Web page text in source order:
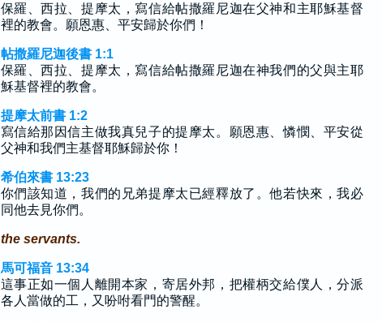
保羅、西拉、提摩太，寫信給帖撒羅尼迦在父神和主耶穌基督
裡的教會。願恩惠、平安歸於你們！
帖撒羅尼迦後書 1:1
保羅、西拉、提摩太，寫信給帖撒羅尼迦在神我們的父與主耶
穌基督裡的教會。
提摩太前書 1:2
寫信給那因信主做我真兒子的提摩太。願恩惠、憐憫、平安從
父神和我們主基督耶穌歸於你！
希伯來書 13:23
你們該知道，我們的兄弟提摩太已經釋放了。他若快來，我必
同他去見你們。
the servants.
馬可福音 13:34
這事正如一個人離開本家，寄居外邦，把權柄交給僕人，分派
各人當做的工，又吩咐看門的警醒。